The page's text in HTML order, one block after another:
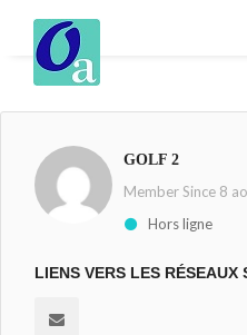
GOLF 2
Member Since 8
Hors ligne
LIENS VERS LES RÉSEAUX